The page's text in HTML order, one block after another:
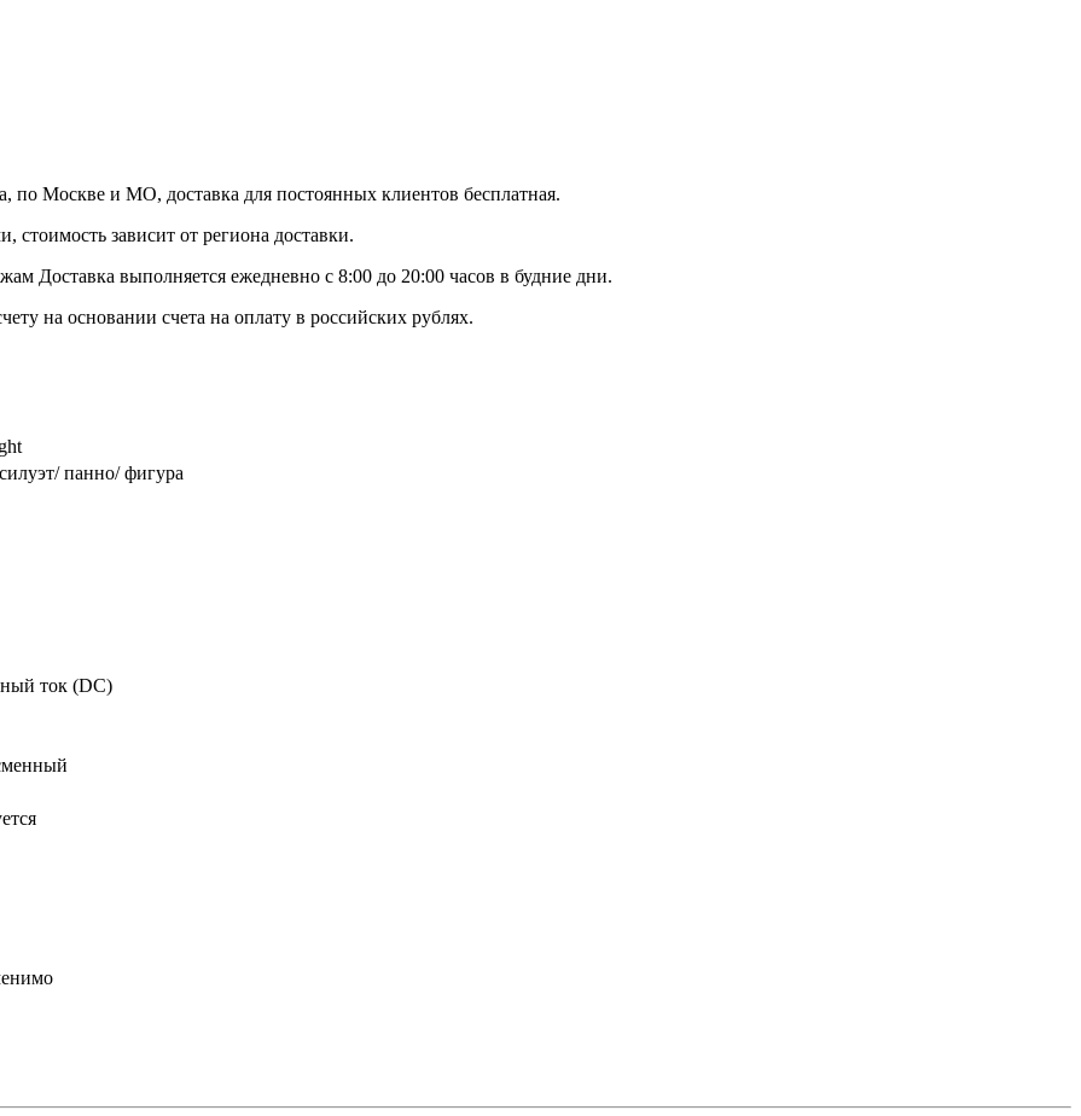
по Москве и МО, доставка для постоянных клиентов бесплатная.
зависит от региона доставки.
Доставка выполняется ежедневно с 8:00 до 20:00 часов в будние дни.
на основании счета на оплату в российских рублях.
панно/ фигура
ток (DC)